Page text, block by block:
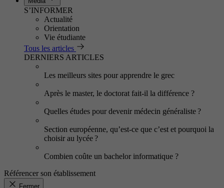
S’INFORMER
Actualité
Orientation
Vie étudiante
Tous les articles
DERNIERS ARTICLES
Les meilleurs sites pour apprendre le grec
Après le master, le doctorat fait-il la différence ?
Quelles études pour devenir médecin généraliste ?
Section européenne, qu’est-ce que c’est et pourquoi la
choisir au lycée ?
Combien coûte un bachelor informatique ?
Référencer son établissement
Fermer